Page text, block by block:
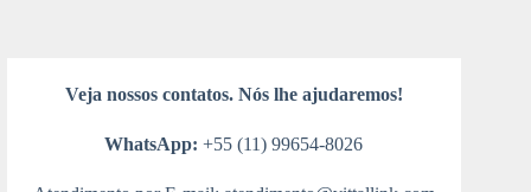
Veja nossos contatos. Nós lhe ajudaremos!
WhatsApp: +55 (11) 99654-8026